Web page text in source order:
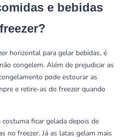
e bebidas
horizontal para gelar bebidas, é
congelem. Além de prejudicar as
pode estourar as
e retire-as do freezer quando
costuma ficar gelada depois de
no freezer. Já as latas gelam mais